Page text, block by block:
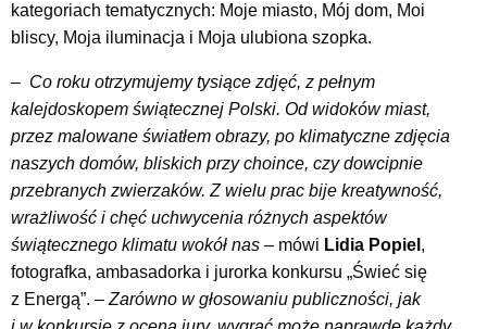
kategoriach tematycznych: Moje miasto, Mój dom, Moi
bliscy, Moja iluminacja i Moja ulubiona szopka.
– Co roku otrzymujemy tysiące zdjęć, z pełnym
kalejdoskopem świątecznej Polski. Od widoków miast,
przez malowane światłem obrazy, po klimatyczne zdjęcia
naszych domów, bliskich przy choince, czy dowcipnie
przebranych zwierzaków. Z wielu prac bije kreatywność,
wrażliwość i chęć uchwycenia różnych aspektów
świątecznego klimatu wokół nas – mówi Lidia Popiel ,
fotografka, ambasadorka i jurorka konkursu „Świeć się
z Energą”. – Zarówno w głosowaniu publiczności, jak